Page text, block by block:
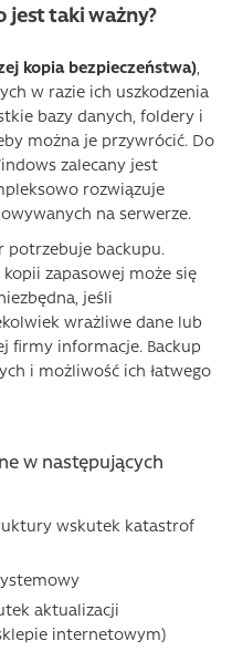
jest taki ważny?
kopia bezpieczeństwa),
w razie ich uszkodzenia
bazy danych, foldery i
można je przywrócić. Do
zalecany jest
rozwiązuje
na serwerze.
potrzebuje backupu.
zapasowej może się
jeśli
wrażliwe dane lub
firmy informacje. Backup
i możliwość ich łatwego
w następujących
wskutek katastrof
aktualizacji
internetowym)